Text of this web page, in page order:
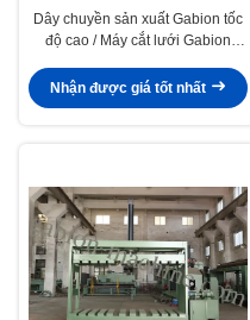
hình
Dây chuyền sản xuất Gabion tốc
độ cao / Máy cắt lưới Gabion
Nhận được giá tốt nhất